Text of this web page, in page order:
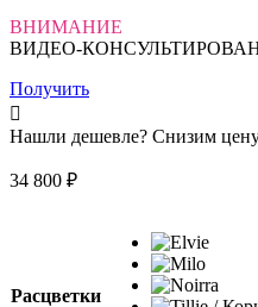
ВНИМАНИЕ
ВИДЕО-
Получить
Нашли дешевле? Снизим
34 800 ₽
Расцветки